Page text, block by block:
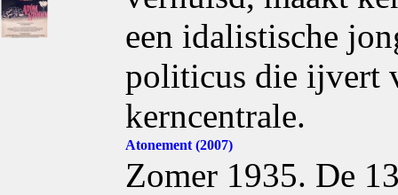
een idalistische
politicus die ijvert
kerncentrale.
Atonement (2007)
Zomer 1935. De